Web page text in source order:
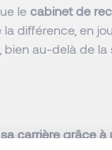
le cabinet de
la différence, en
au-delà de la
carrière grâce à